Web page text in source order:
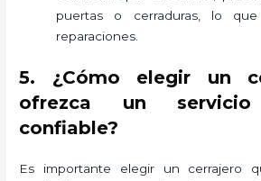
puertas o cerraduras, lo
reparaciones.
5. ¿Cómo elegir un
ofrezca un
confiable?
Es importante elegir un cerrajero